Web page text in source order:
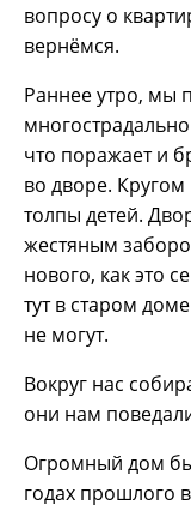
вопросу о
вернёмся.
Раннее утро, мы
что поражает и
во дворе. Кругом
толпы детей.
жестяным
нового, как это
тут в старом
не могут.
Вокруг нас
они нам
Огромный дом
годах прошлого